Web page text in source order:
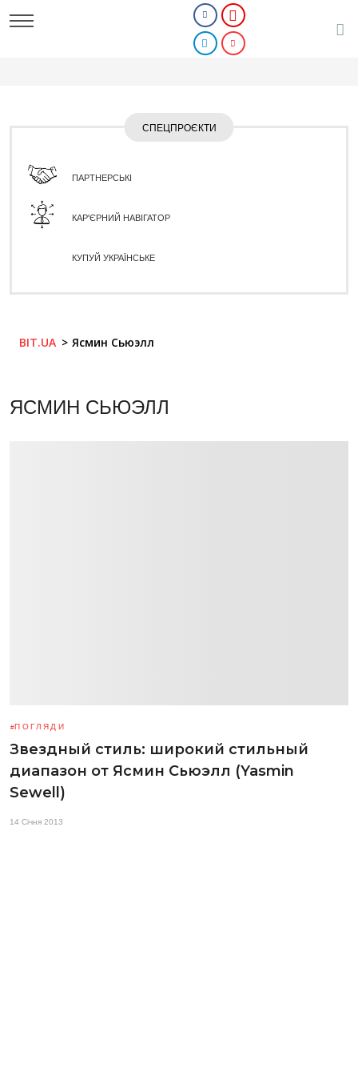
СПЕЦПРОЄКТИ
ПАРТНЕРСЬКІ
КАР'ЄРНИЙ НАВІГАТОР
КУПУЙ УКРАЇНСЬКЕ
BIT.UA Ясмин Сьюэлл
ЯСМИН СЬЮЭЛЛ
ПОГЛЯДИ
Звездный стиль: широкий стильный
диапазон от Ясмин Сьюэлл (Yasmin
Sewell)
14 Січня 2013